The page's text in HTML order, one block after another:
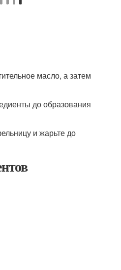
масло, а затем
до образования
и жарьте до